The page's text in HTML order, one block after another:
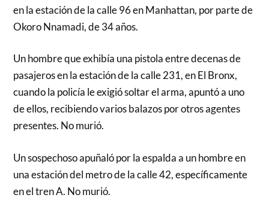
en la estación de la calle 96 en Manhattan, por parte de
Okoro Nnamadi, de 34 años.
Un hombre que exhibía una pistola entre decenas de
pasajeros en la estación de la calle 231, en El Bronx,
cuando la policía le exigió soltar el arma, apuntó a uno
de ellos, recibiendo varios balazos por otros agentes
presentes. No murió.
Un sospechoso apuñaló por la espalda a un hombre en
una estación del metro de la calle 42, específicamente
en el tren A. No murió.